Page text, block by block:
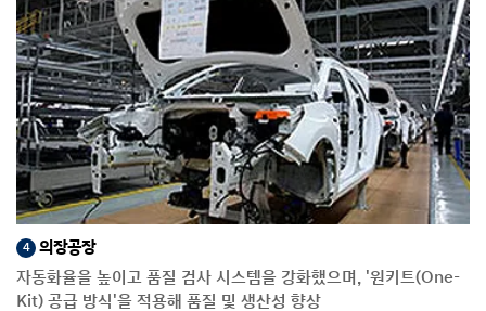
4
의장공장
자동화율을 높이고 품질 검사 시스템을 강화했으며, '원키트(One-
Kit) 공급 방식'을 적용해 품질 및 생산성 향상